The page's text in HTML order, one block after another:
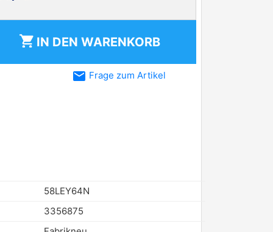
shopping_cart IN DEN WARENKORB
email Frage zum Artikel
58LEY64N
3356875